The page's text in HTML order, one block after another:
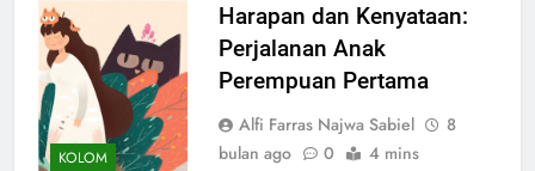
KOLOM
Harapan dan Kenyataan:
Perjalanan Anak
Perempuan Pertama
Alfi Farras Najwa Sabiel
8
bulan ago
0 4 mins